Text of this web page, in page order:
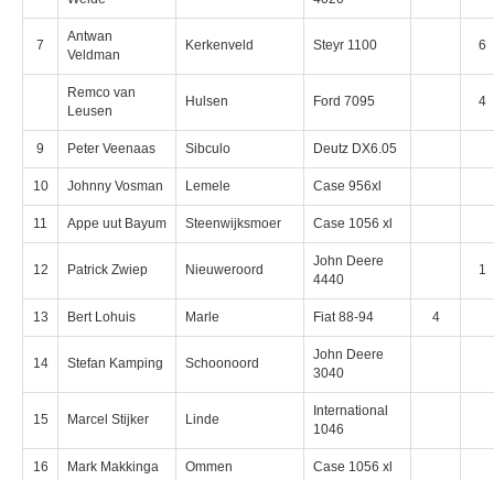
7
Antwan
Veldman
Kerkenveld Steyr 1100 6
Remco van
Leusen
Hulsen Ford 7095 4
9 Peter Veenaas Sibculo Deutz DX6.05
10 Johnny Vosman Lemele Case 956xl
11 Appe uut Bayum Steenwijksmoer Case 1056 xl
12 Patrick Zwiep Nieuweroord
John Deere
4440
1
13 Bert Lohuis Marle Fiat 88-94 4
14 Stefan Kamping Schoonoord
John Deere
3040
15 Marcel Stijker Linde
International
1046
16 Mark Makkinga Ommen Case 1056 xl